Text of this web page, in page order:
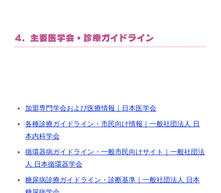
4. 主要医学会・診療ガイドライン
加盟専門学会および医療情報｜日本医学会
各種診療ガイドライン・市民向け情報｜一般社団法人 日
本内科学会
循環器病ガイドライン・一般市民向けサイト｜一般社団法
人 日本循環器学会
糖尿病診療ガイドライン・診断基準｜一般社団法人 日本